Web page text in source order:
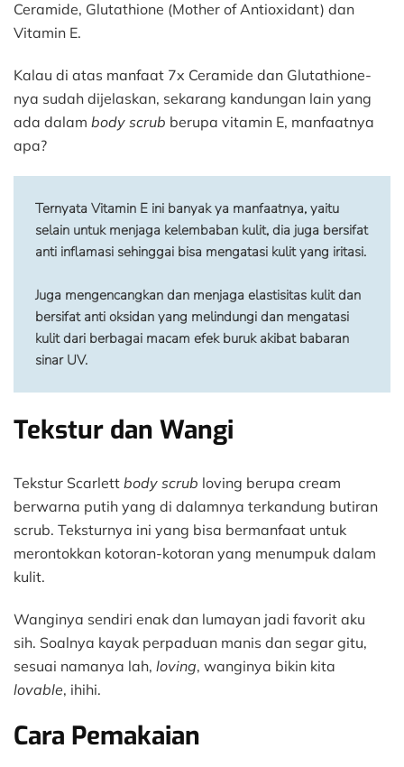
Ceramide, Glutathione (Mother of Antioxidant) dan
Vitamin E.
Kalau di atas manfaat 7x Ceramide dan Glutathione-
nya sudah dijelaskan, sekarang kandungan lain yang
ada dalam body scrub berupa vitamin E, manfaatnya
apa?
Ternyata Vitamin E ini banyak ya manfaatnya, yaitu
selain untuk menjaga kelembaban kulit, dia juga bersifat
Juga mengencangkan dan menjaga elastisitas kulit dan
bersifat anti oksidan yang melindungi dan mengatasi
kulit dari berbagai macam efek buruk akibat babaran
sinar UV.
Tekstur dan Wangi
Tekstur Scarlett body scrub loving berupa cream
berwarna putih yang di dalamnya terkandung butiran
scrub. Teksturnya ini yang bisa bermanfaat untuk
merontokkan kotoran-kotoran yang menumpuk dalam
kulit.
Wanginya sendiri enak dan lumayan jadi favorit aku
sih. Soalnya kayak perpaduan manis dan segar gitu,
sesuai namanya lah, loving, wanginya bikin kita
lovable, ihihi.
Cara Pemakaian